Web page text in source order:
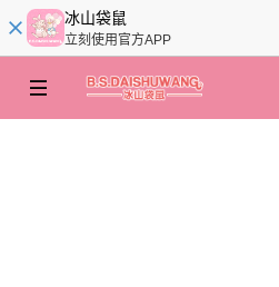
冰山袋鼠
立刻使用官方APP